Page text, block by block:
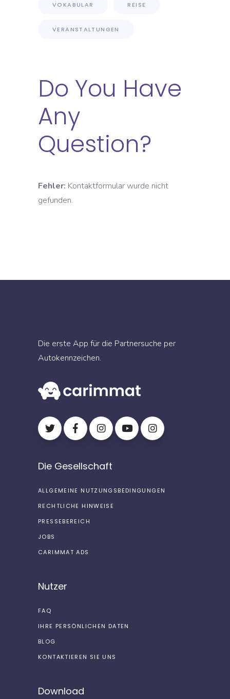
VOKABULAR REISE
VERANSTALTUNGEN
Do You Have
Any
Question?
Fehler: Kontaktformular wurde nicht
gefunden.
Die erste App für die Partnersuche per
Autokennzeichen.
Die Gesellschaft
ALLGEMEINE NUTZUNGSBEDINGUNGEN
RECHTLICHE HINWEISE
PRESSEBEREICH
JOBS
CARIMMAT ADS
Nutzer
FAQ
IHRE PERSÖNLICHEN DATEN
BLOG
KONTAKTIEREN SIE UNS
Download